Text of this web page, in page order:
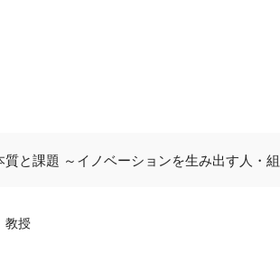
と課題 ～イノベーションを生み出す人・組
教授